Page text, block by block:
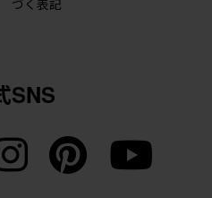
づく表記
SNS